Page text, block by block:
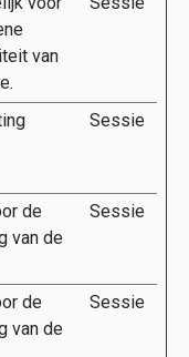
van
Sessie
de
van de
Sessie
de
van de
Sessie